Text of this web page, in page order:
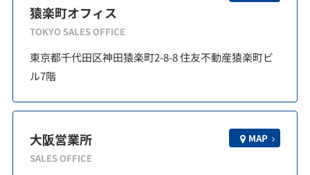
猿楽町オフィス
TOKYO SALES OFFICE
東京都千代田区神田猿楽町2-8-8 住友不動産猿楽町ビ
ル7階
大阪営業所
SALES OFFICE
MAP